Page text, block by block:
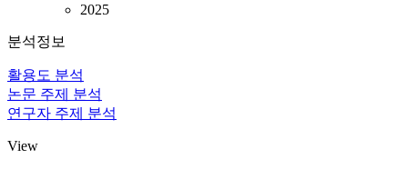
2025
분석정보
활용도 분석
논문 주제 분석
연구자 주제 분석
View